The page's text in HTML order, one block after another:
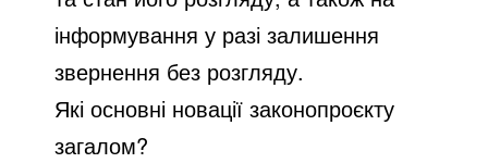
інформування у разі залишення
звернення без розгляду.
Які основні новації законопроєкту
загалом?